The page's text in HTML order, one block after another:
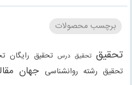
برچسب محصولات
تحقیق تحقیق درس تحقیق رایگان
تحقیق رشته روانشناسی جهان